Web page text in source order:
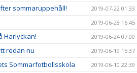
sommaruppehåll! 2019-07-22 01:33
2019-06-28 16:45
Harlyckan! 2019-06-24 07:00
redan nu 2019-06-19 15:37
Sommarfotbollsskola 2019-06-10 22:39